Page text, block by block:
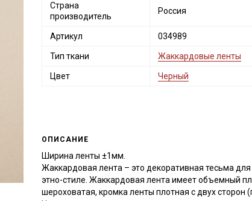
Страна
производитель
Россия
Артикул 034989
Тип ткани Жаккардовые ленты
Цвет Черный
ОПИСАНИЕ
Ширина ленты ±1мм.
Жаккардовая лента – это декоративная тесьма
этно-стиле. Жаккардовая лента имеет объемный
шероховатая, кромка ленты плотная с двух